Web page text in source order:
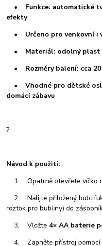
• Funkce: automatické
efekty
• Určeno pro venkovní i
• Materiál: odolný plast
• Rozměry balení: cca 20
• Vhodné pro dětské
domácí zábavu
?
Návod k použití:
1. Opatrně otevřete víčko
2. Nalijte přiložený
roztok pro bubliny) do
3. Vložte4× AA baterie
4. Zapněte přístroj pomocí